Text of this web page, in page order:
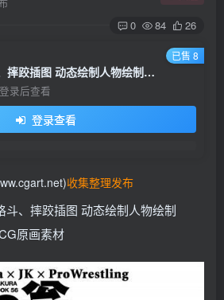
0 84 26
[游戏设定] 职业格斗、摔跤插图 动态绘制人物绘制【PDF原版书94P】_CG原画素材
录后查看
登录查看
已售 8
收集整理发布
斗、摔跤插图 动态绘制人物绘制
原画素材
注册
/邮箱
找回密码
登录
社交账号登录